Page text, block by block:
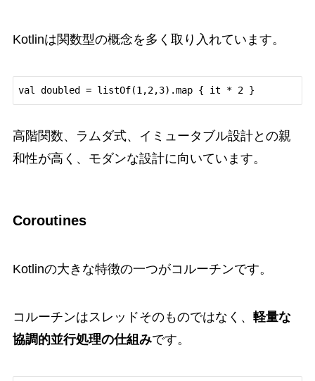
Kotlinは関数型の概念を多く取り入れています。
val doubled = listOf(1,2,3).map { it * 2 }
高階関数、ラムダ式、イミュータブル設計との親
和性が高く、モダンな設計に向いています。
Coroutines
Kotlinの大きな特徴の一つがコルーチンです。
コルーチンはスレッドそのものではなく、 軽量な
協調的並行処理の仕組みです。